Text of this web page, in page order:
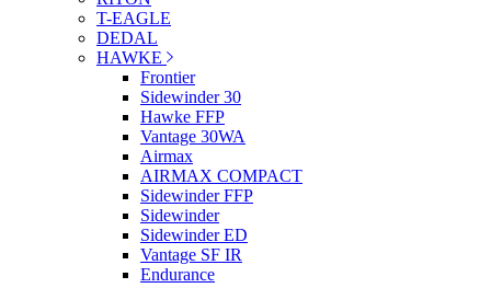
T-EAGLE
DEDAL
HAWKE
Frontier
Sidewinder 30
Hawke FFP
Vantage 30WA
Airmax
AIRMAX COMPACT
Sidewinder FFP
Sidewinder
Sidewinder ED
Vantage SF IR
Endurance